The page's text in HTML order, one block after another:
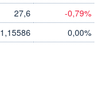
27,6 -0,79%
1,15586 0,00%